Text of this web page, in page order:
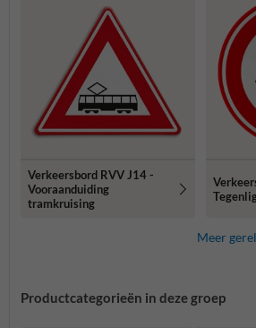
Verkeersbord RVV J14 -
Vooraanduiding
tramkruising
Meer
Productcategorieën in deze groep